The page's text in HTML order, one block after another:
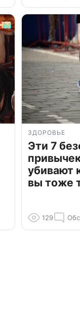
ЗДОРОВЬЕ
Эти 7
убивают
вы тоже
129